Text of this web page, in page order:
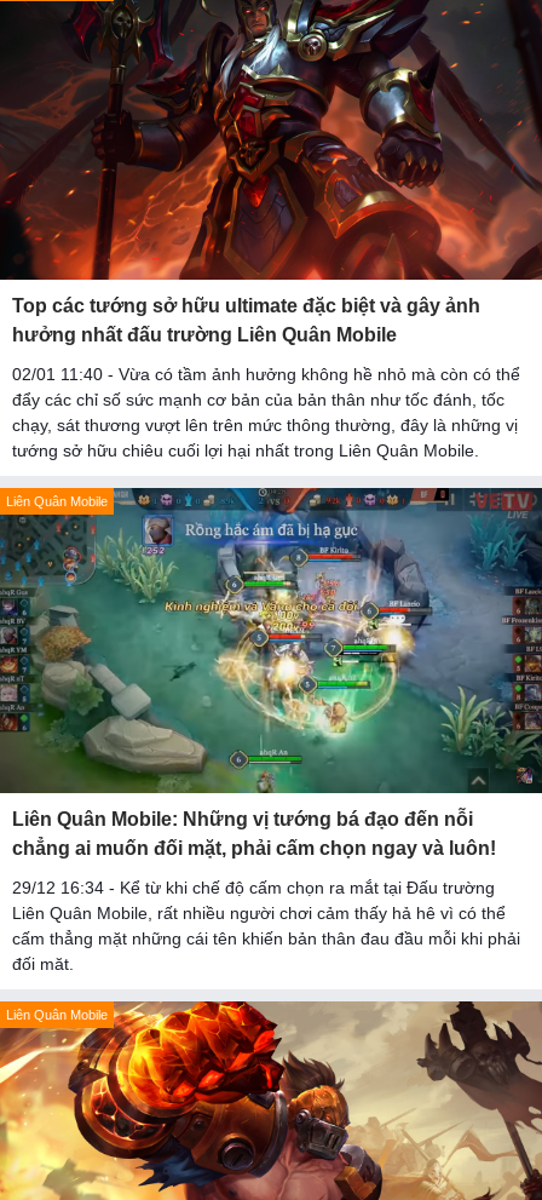
Top các tướng sở hữu ultimate đặc biệt và gây ảnh
hưởng nhất đấu trường Liên Quân Mobile
02/01 11:40 - Vừa có tầm ảnh hưởng không hề nhỏ mà còn có thể
đẩy các chỉ số sức mạnh cơ bản của bản thân như tốc đánh, tốc
chạy, sát thương vượt lên trên mức thông thường, đây là những vị
tướng sở hữu chiêu cuối lợi hại nhất trong Liên Quân Mobile.
Liên Quân Mobile
Liên Quân Mobile: Những vị tướng bá đạo đến nỗi
chẳng ai muốn đối mặt, phải cấm chọn ngay và luôn!
29/12 16:34 - Kể từ khi chế độ cấm chọn ra mắt tại Đấu trường
Liên Quân Mobile, rất nhiều người chơi cảm thấy hả hê vì có thể
cấm thẳng mặt những cái tên khiến bản thân đau đầu mỗi khi phải
đối măt.
Liên Quân Mobile